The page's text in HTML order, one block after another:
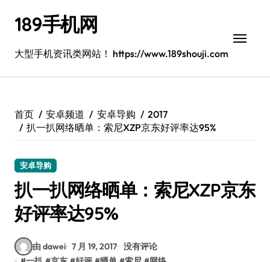
189手机网
大型手机资讯类网站！ https://www.189shouji.com
首页 安卓频道 安卓导购
2017
扒一扒网络晒单：索尼XZP京东好评率达95%
安卓导购
扒一扒网络晒单：索尼XZP京东
好评率达95%
由 dawei 7 月 19, 2017 没有评论